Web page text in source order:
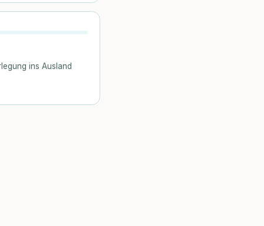
ins Ausland